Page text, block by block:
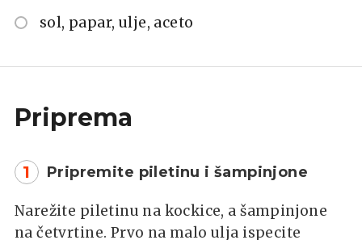
sol, papar, ulje, aceto
Priprema
1 Pripremite piletinu i šampinjone
Narežite piletinu na kockice, a šampinjone
na četvrtine. Prvo na malo ulja ispecite